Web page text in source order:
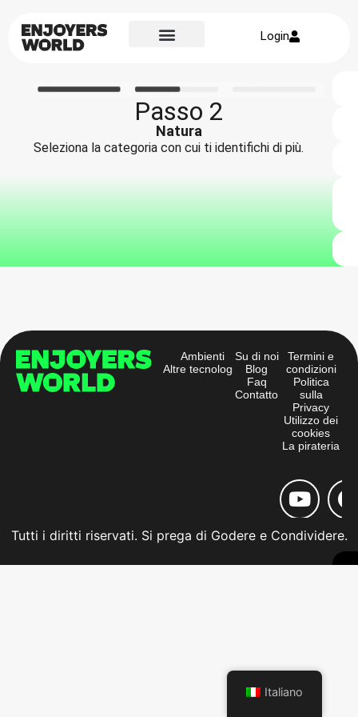
Login
Passo 2
Natura
Seleziona la categoria con cui ti identifichi di più.
Ambienti
Altre tecnologie
Su di noi
Blog
Faq
Contatto
Termini e
condizioni
Politica
sulla
Privacy
Utilizzo dei
cookies
La pirateria
Tutti i diritti riservati. Si prega di Godere e Condividere.
Italiano